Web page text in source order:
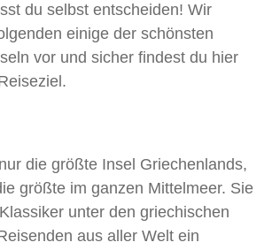
du selbst entscheiden! Wir
einige der schönsten
vor und sicher findest du hier
die größte Insel Griechenlands,
größte im ganzen Mittelmeer. Sie
unter den griechischen
aus aller Welt ein